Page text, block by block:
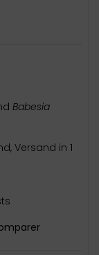
Babesia
Versand in 1